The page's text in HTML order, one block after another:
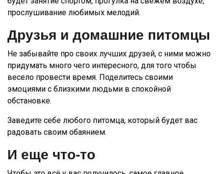
прослушивание любимых мелодий.
Друзья и домашние питомцы
Не забывайте про своих лучших друзей, с ними можно
придумать много чего интересного, для того чтобы
весело провести время. Поделитесь своими
эмоциями с близкими людьми в спокойной
обстановке.
Заведите себе любого питомца, который будет вас
радовать своим обаянием.
И еще что-то